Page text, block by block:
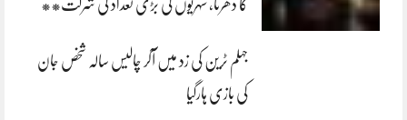
کا دھرنا، شہریوں کی بڑی تعداد کی شرکت**
جہلم ٹرین کی زد میں آکر چالیس سالہ شخص جان
کی بازی ہارگیا